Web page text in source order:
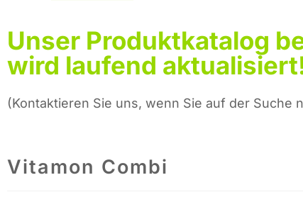
Unser Produktkatalog
wird laufend
(Kontaktieren Sie uns, wenn Sie auf der Suche
Vitamon Combi